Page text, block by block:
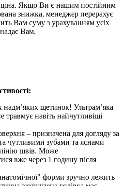
ціна. Якщо Ви є нашим постійним
знижка, менеджер перерахує
Вам суму з урахуванням усіх
Вам.
надм’яких щетинок! Ультрам’яка
травмує навіть найчутливіші
– призначена для догляду за
чутливими зубами та яснами
швів. Може
вже через 1 годину після
форми зручно лежить